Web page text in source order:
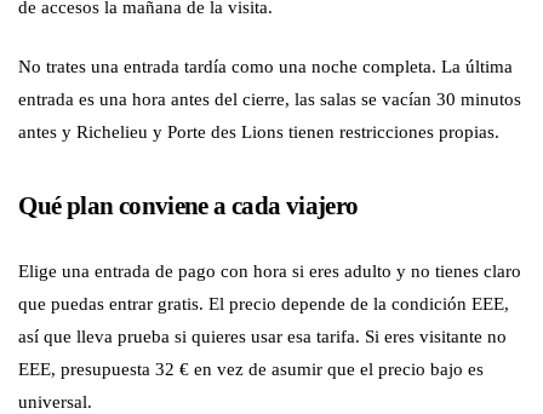
de accesos la mañana de la visita.
No trates una entrada tardía como una noche completa. La última
entrada es una hora antes del cierre, las salas se vacían 30 minutos
antes y Richelieu y Porte des Lions tienen restricciones propias.
Qué plan conviene a cada viajero
Elige una entrada de pago con hora si eres adulto y no tienes claro
que puedas entrar gratis. El precio depende de la condición EEE,
así que lleva prueba si quieres usar esa tarifa. Si eres visitante no
EEE, presupuesta 32 € en vez de asumir que el precio bajo es
universal.